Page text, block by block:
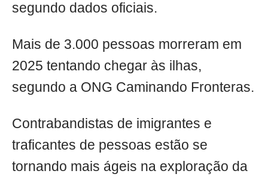
segundo dados oficiais.
Mais de 3.000 pessoas morreram em
2025 tentando chegar às ilhas,
segundo a ONG Caminando Fronteras.
Contrabandistas de imigrantes e
traficantes de pessoas estão se
tornando mais ágeis na exploração da